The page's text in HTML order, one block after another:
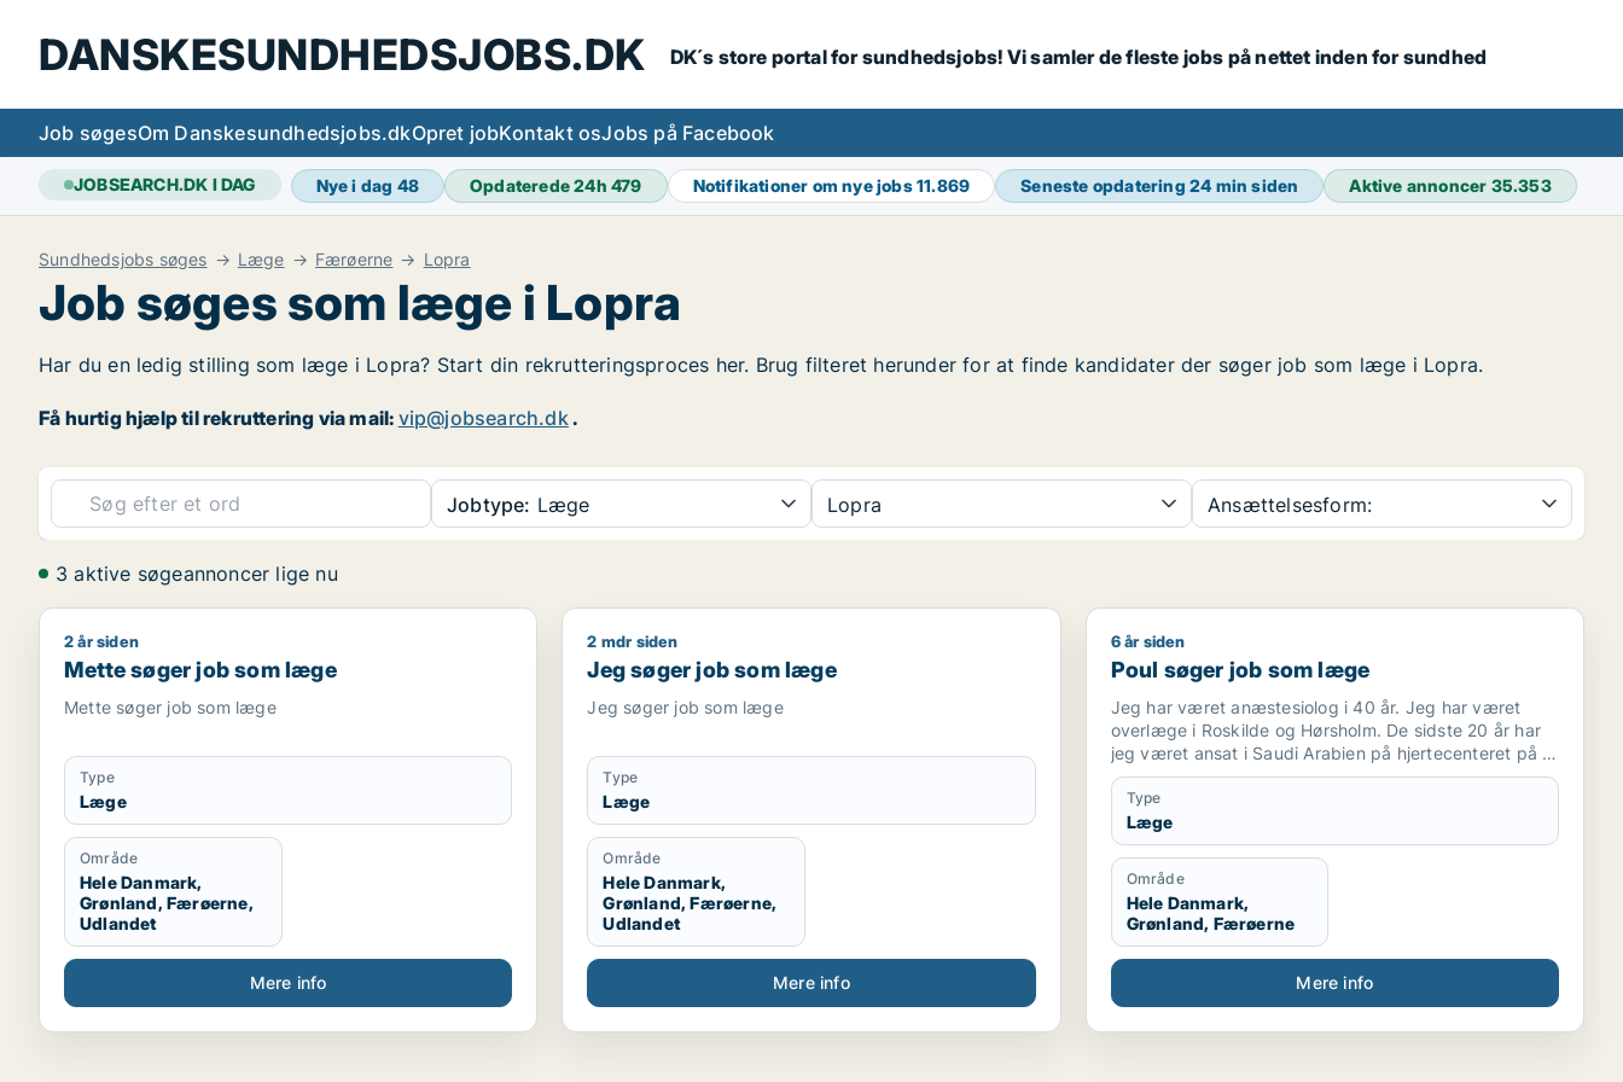
DANSKESUNDHEDSJOBS.DK DK´s store portal for sundhedsjobs! Vi samler de fleste jobs på nettet inden for sundhed
Job søgesOm Danskesundhedsjobs.dkOpret jobKontakt osJobs på Facebook
JOBSEARCH.DK I DAG Nye i dag 48 Opdaterede 24h479 Notifikationer om nye jobs11.869 Seneste opdatering24 min siden Aktive annoncer 35.353
Sundhedsjobs søges Læge Færøerne Lopra
Job søges som læge i Lopra
Har du en ledig stilling som læge i Lopra? Start din rekrutteringsproces her. Brug filteret herunder for at finde kandidater der søger job som læge i Lopra.
Få hurtig hjælp til rekruttering via mail: vip@jobsearch.dk.
Jobtype: Læge Lopra Ansættelsesform:
3 aktive søgeannoncer lige nu
Mette søger job som læge
2 år siden
Mette søger job som læge
Mette søger job som læge
Type
Læge
Område
Hele Danmark,
Grønland, Færøerne,
Udlandet
Mere info
Jeg søger job som læge
2 mdr siden
Jeg søger job som læge
Jeg søger job som læge
Type
Læge
Område
Hele Danmark,
Grønland, Færøerne,
Udlandet
Mere info
Poul søger job som læge
6 år siden
Poul søger job som læge
Jeg har været anæstesiolog i 40 år. Jeg har været
overlæge i Roskilde og Hørsholm. De sidste 20 år har
jeg været ansat i Saudi Arabien på hjertecenteret på to
højprofilerede hospitaler, King Faisal Specialist Hospital
og King Fahad Medical City. Jeg har været tilknyttet
“The royal Clinic”, som tog vare på den saudiske
konge.
Jeg sluttede i december 2019
Type
Læge
Område
Hele Danmark,
Grønland, Færøerne
Mere info